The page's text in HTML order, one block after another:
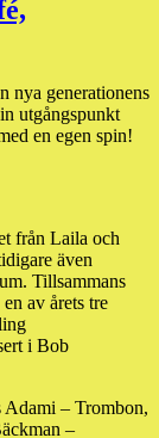
nya generationens
utgångspunkt
en egen spin!
från Laila och
även
Tillsammans
av årets tre
i Bob
Adami – Trombon,
–